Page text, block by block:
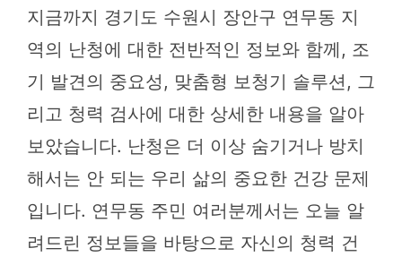
지금까지 경기도 수원시 장안구 연무동 지
역의 난청에 대한 전반적인 정보와 함께, 조
기 발견의 중요성, 맞춤형 보청기 솔루션, 그
리고 청력 검사에 대한 상세한 내용을 알아
보았습니다. 난청은 더 이상 숨기거나 방치
해서는 안 되는 우리 삶의 중요한 건강 문제
입니다. 연무동 주민 여러분께서는 오늘 알
려드린 정보들을 바탕으로 자신의 청력 건